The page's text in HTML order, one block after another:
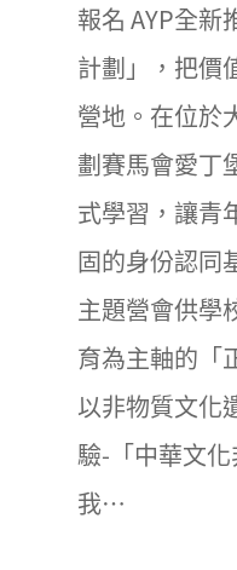
報名 AYP全新
計劃」，把價
營地。在位於
劃賽馬會愛丁
式學習，讓青
固的身份認同
主題營會供學
育為主軸的「
以非物質文化
驗-「中華文化
我…